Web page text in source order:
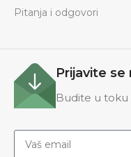
Pitanja i odgovori
Prijavite
Budite u toku